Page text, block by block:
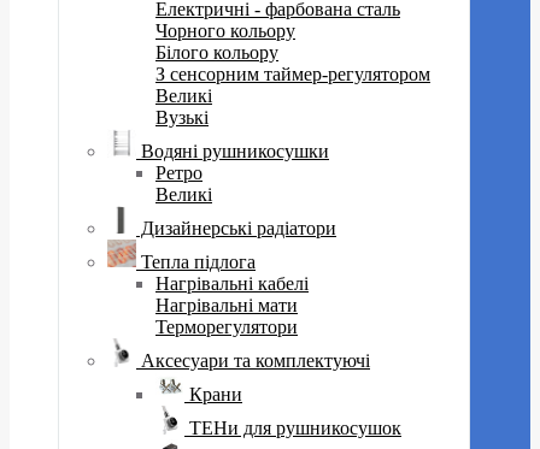
Електричні - фарбована сталь
Чорного кольору
Білого кольору
З сенсорним таймер-регулятором
Великі
Вузькі
Водяні рушникосушки
Ретро
Великі
Дизайнерські радіатори
Тепла підлога
Нагрівальні кабелі
Нагрівальні мати
Терморегулятори
Аксесуари та комплектуючі
Крани
ТЕНи для рушникосушок